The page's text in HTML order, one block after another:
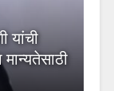
यांची
मान्यतेसाठी